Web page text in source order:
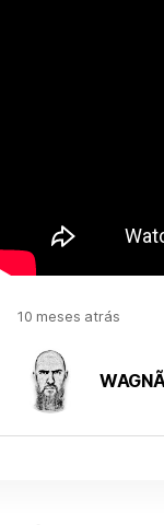
10 meses atrás